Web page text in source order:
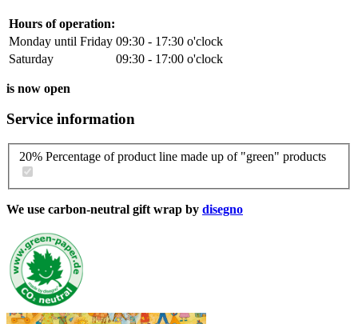
Hours of operation:
Monday until Friday 09:30 - 17:30 o'clock
Saturday
09:30 - 17:00 o'clock
is now open
Service information
20% Percentage of product line made up of "green" products
We use carbon-neutral gift wrap by disegno